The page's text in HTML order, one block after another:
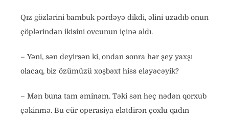
Qız gözlərini bambuk pərdəyə dikdi, əlini uzadıb onun
çöplərindən ikisini ovcunun içinə aldı.
– Yəni, sən deyirsən ki, ondan sonra hər şey yaxşı
olacaq, biz özümüzü xoşbəxt hiss eləyəcəyik?
– Mən buna tam əminəm. Təki sən heç nədən qorxub
çəkinmə. Bu cür operasiya elətdirən çoxlu qadın